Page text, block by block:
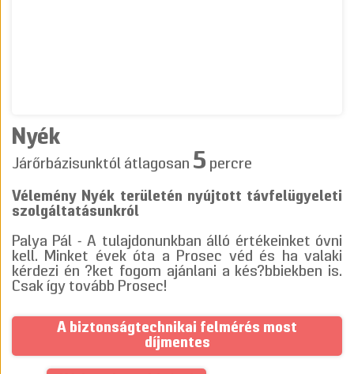
Nyék
Járőrbázisunktól átlagosan 5 percre
Vélemény Nyék területén nyújtott távfelügyeleti
szolgáltatásunkról
Palya Pál - A tulajdonunkban álló értékeinket óvni
kell. Minket évek óta a Prosec véd és ha valaki
kérdezi én ?ket fogom ajánlani a kés?bbiekben is.
Csak így tovább Prosec!
A biztonságtechnikai felmérés most
díjmentes